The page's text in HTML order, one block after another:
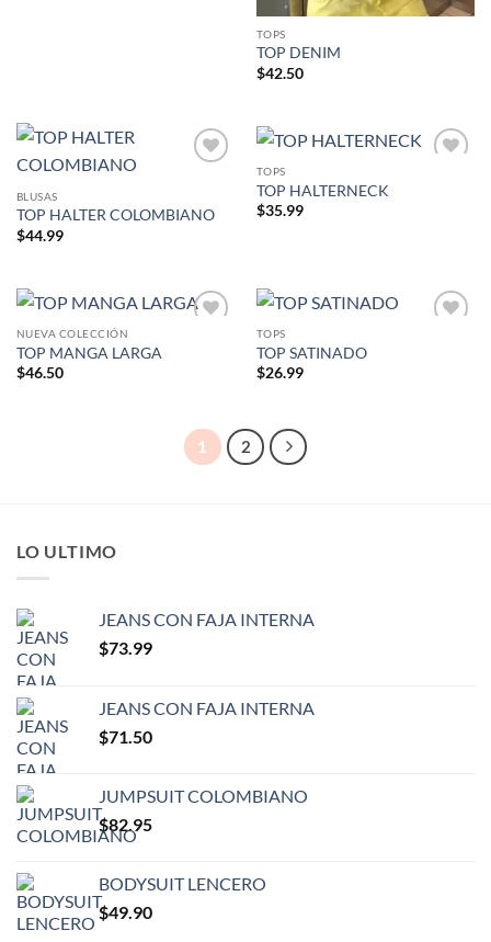
TOPS
TOP DENIM
$42.50
lista de
deseos
BLUSAS
TOP HALTER COLOMBIANO
$44.99
TOPS
TOP HALTERNECK
$35.99
NUEVA COLECCIÓN
TOP MANGA LARGA
$46.50
TOPS
TOP SATINADO
$26.99
1 2
LO ULTIMO
JEANS CON FAJA INTERNA
$73.99
JEANS CON FAJA INTERNA
$71.50
JUMPSUIT COLOMBIANO
$82.95
BODYSUIT LENCERO
$49.90